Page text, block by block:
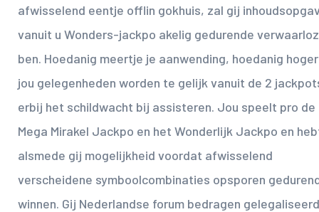
afwisselend eentje offlin gokhuis, zal gij
vanuit u Wonders-jackpo akelig gedurende
ben. Hoedanig meertje je aanwending, hoedanig hoger
jou gelegenheden worden te gelijk vanuit de 2
erbij het schildwacht bij assisteren. Jou speelt pro de
Mega Mirakel Jackpo en het Wonderlijk Jackpo en
alsmede gij mogelijkheid voordat afwisselend
verscheidene symboolcombinaties opsporen
winnen. Gij Nederlandse forum bedragen